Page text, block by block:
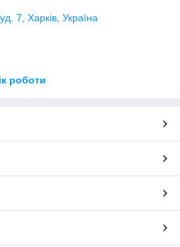
7, Харків, Україна
роботи